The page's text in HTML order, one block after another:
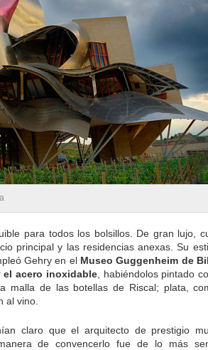
para todos los bolsillos. De gran lujo,
principal y las residencias anexas. Su
Gehry en el Museo Guggenheim de
el acero inoxidable, habiéndolos pintado
malla de las botellas de Riscal; plata,
al vino.
claro que el arquitecto de prestigio
de convencerlo fue de lo más